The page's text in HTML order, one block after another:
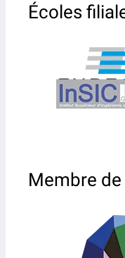
Écoles
Membre